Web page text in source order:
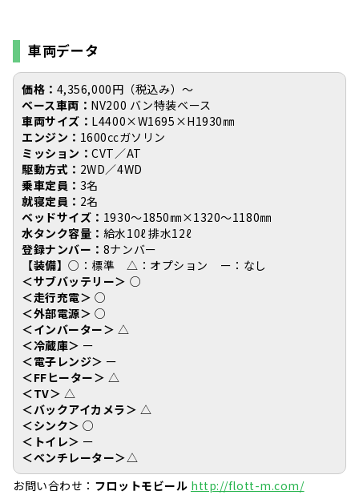
車両データ
価格： 4,356,000円（税込み）〜
ベース車両： NV200 バン特装ベース
車両サイズ： L4400×W1695×H1930㎜
エンジン： 1600㏄ガソリン
ミッション：CVT／AT
駆動方式： 2WD／4WD
乗車定員： 3名
就寝定員： 2名
ベッドサイズ： 1930〜1850㎜×1320〜1180㎜
水タンク容量： 給水10ℓ 排水12ℓ
登録ナンバー： 8ナンバー
【装備】○：標準 △：オプション ー：なし
＜サブバッテリー＞ ○
＜走行充電＞ ○
＜外部電源＞ ○
＜インバーター＞△
＜冷蔵庫＞ ー
＜電子レンジ＞ ー
＜FFヒーター＞△
＜TV＞ △
＜バックアイカメラ＞△
＜シンク＞○
＜トイレ＞ ー
＜ベンチレーター＞△
お問い合わせ： フロットモビール http://flott-m.com/